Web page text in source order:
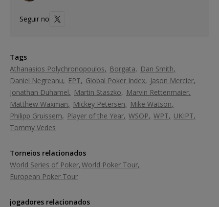
Seguir no
Tags
Athanasios Polychronopoulos
Borgata
Dan Smith
Daniel Negreanu
EPT Global Poker Index
Jason Mercier
Jonathan Duhamel
Martin Staszko
Marvin Rettenmaier
Matthew Waxman
Mickey Petersen
Mike Watson
Philipp Gruissem
Player of the Year WSOP WPT
UKIPT
Tommy Vedes
Torneios relacionados
World Series of Poker World Poker Tour
European Poker Tour
jogadores relacionados